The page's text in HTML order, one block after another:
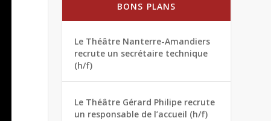
BONS PLANS
Le Théâtre Nanterre-Amandiers
recrute un secrétaire technique
(h/f)
Le Théâtre Gérard Philipe recrute
un responsable de l’accueil (h/f)